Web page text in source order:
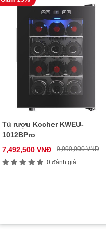
Tủ rượu Kocher KWEU-
1012BPro
7,492,500 VNĐ
9,990,000 VNĐ
0 đánh giá